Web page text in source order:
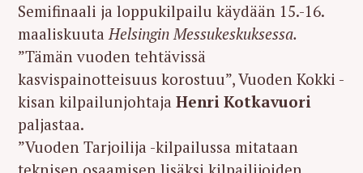
Semifinaali ja loppukilpailu käydään 15.-16.
maaliskuutaHelsingin Messukeskuksessa.
”Tämän vuoden tehtävissä
kasvispainotteisuus korostuu”, Vuoden Kokki -
kisan kilpailunjohtaja Henri Kotkavuori
paljastaa.
”Vuoden Tarjoilija -kilpailussa mitataan